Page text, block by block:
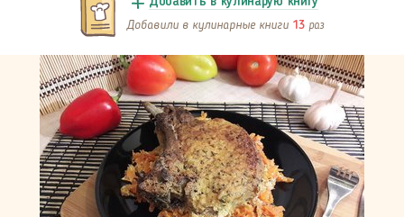
Добавили в кулинарные книги 13 раз